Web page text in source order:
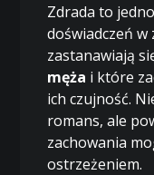
Zdrada to
doświadczeń w
zastanawiają
męża i które
ich czujność.
romans, ale
zachowania
ostrzeżeniem.